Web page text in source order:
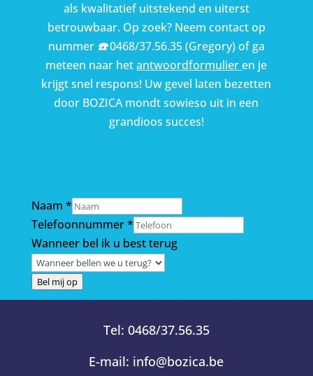
als kwalitatief uitstekend en uiterst
betrouwbaar. Op zoek? Neem contact op
nummer ☎️0468/37.56.35(Gregory) of ga
meteen naar hetantwoordformulier en je
krijgt snel respons! Uw gevel laten bezetten
door BOZICA mondt sowieso uit in een
grandioos succes!
Naam *
best
ik
Wanneer
Telefoonnummer*
Wanneer bel ik u best terug
Bel mij op
Tel: 0468/37.56.35
E-mail: info@bozica.be